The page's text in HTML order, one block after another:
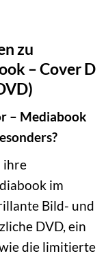
zu
– Cover D
– Mediabook
ihre
im
Bild- und
DVD, ein
die limitierte